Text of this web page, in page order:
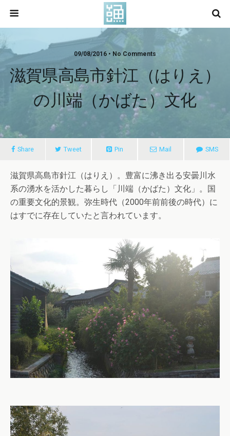
09/08/2016 • No Comments
滋賀県高島市針江（はりえ）
の川端（かばた）文化
Share Tweet Pin Mail SMS
滋賀県高島市針江（はりえ）。豊富に沸き出る安曇川水
系の湧水を活かした暮らし「川端（かばた）文化」。国
の重要文化的景観。弥生時代（2000年前前後の時代）に
はすでに存在していたと言われています。